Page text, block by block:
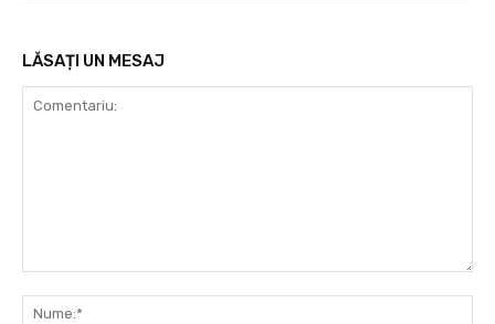
LĂSAȚI UN MESAJ